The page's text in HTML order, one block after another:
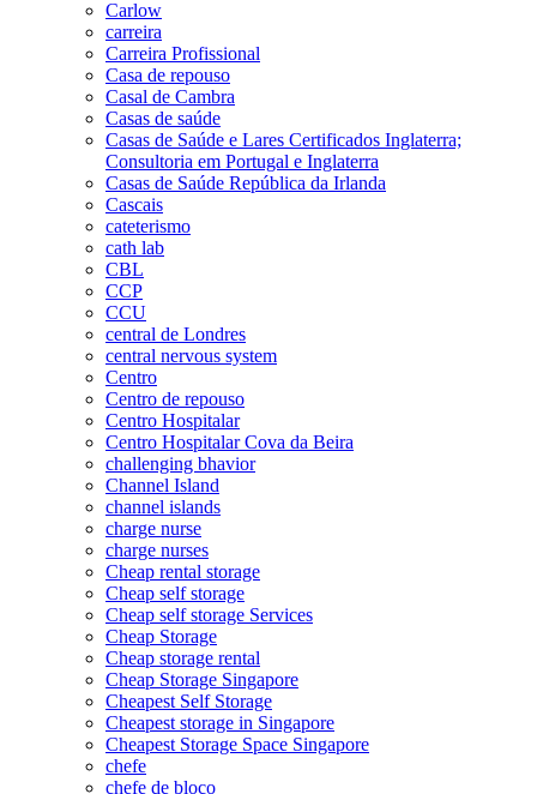
Carlow
carreira
Carreira Profissional
Casa de repouso
Casal de Cambra
Casas de saúde
Casas de Saúde e Lares Certificados Inglaterra;
Consultoria em Portugal e Inglaterra
Casas de Saúde República da Irlanda
Cascais
cateterismo
cath lab
CBL
CCP
CCU
central de Londres
central nervous system
Centro
Centro de repouso
Centro Hospitalar
Centro Hospitalar Cova da Beira
challenging bhavior
Channel Island
channel islands
charge nurse
charge nurses
Cheap rental storage
Cheap self storage
Cheap self storage Services
Cheap Storage
Cheap storage rental
Cheap Storage Singapore
Cheapest Self Storage
Cheapest storage in Singapore
Cheapest Storage Space Singapore
chefe
chefe de bloco